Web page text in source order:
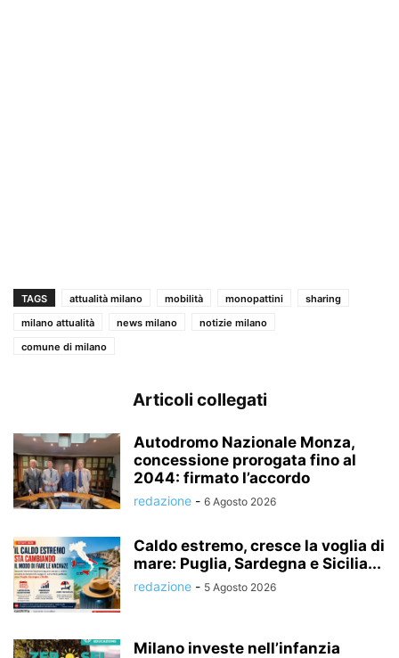
TAGS attualità milano mobilità monopattini
sharing
milano attualità
news milano
notizie milano
comune di milano
Articoli collegati
Autodromo Nazionale Monza,
concessione prorogata fino al
2044: firmato l’accordo
redazione - 6 Agosto 2026
Caldo estremo, cresce la voglia di
mare: Puglia, Sardegna e Sicilia...
redazione - 5 Agosto 2026
Milano investe nell’infanzia